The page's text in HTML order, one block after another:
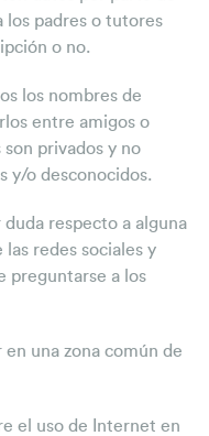
los padres o tutores
o no.
los nombres de
entre amigos o
son privados y no
y/o desconocidos.
respecto a alguna
redes sociales y
preguntarse a los
una zona común de
el uso de Internet en